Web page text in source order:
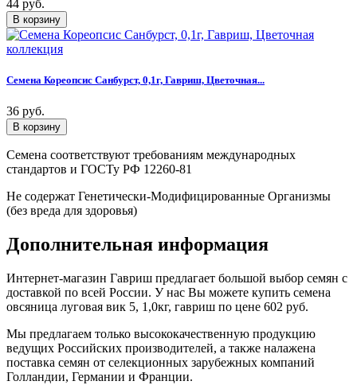
44 руб.
Семена Кореопсис Санбурст, 0,1г, Гавриш, Цветочная...
36 руб.
Семена соответствуют требованиям международных
стандартов и ГОСТу РФ 12260-81
Не содержат Генетически-Модифицированные Организмы
(без вреда для здоровья)
Дополнительная информация
Интернет-магазин Гавриш предлагает большой выбор семян с
доставкой по всей России. У нас Вы можете купить семена
овсяница луговая вик 5, 1,0кг, гавриш по цене 602 руб.
Мы предлагаем только высококачественную продукцию
ведущих Российских производителей, а также налажена
поставка семян от селекционных зарубежных компаний
Голландии, Германии и Франции.